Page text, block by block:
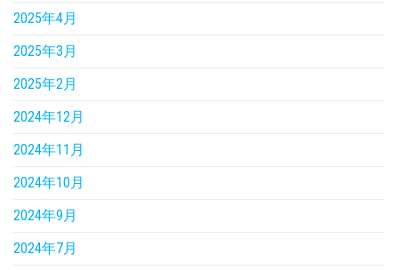
2025年4月
2025年3月
2025年2月
2024年12月
2024年11月
2024年10月
2024年9月
2024年7月